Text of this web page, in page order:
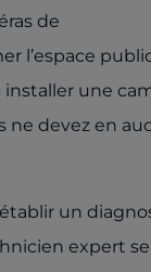
de
l’espace
une
ne devez en
un
expert se